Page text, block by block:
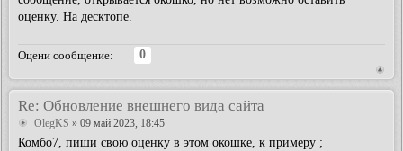
оценку. На десктопе.
Оцени сообщение:
0
Re: Обновление внешнего вида сайта
OlegKS » 09 май 2023, 18:45
Комбо7, пиши свою оценку в этом окошке, к примеру ;